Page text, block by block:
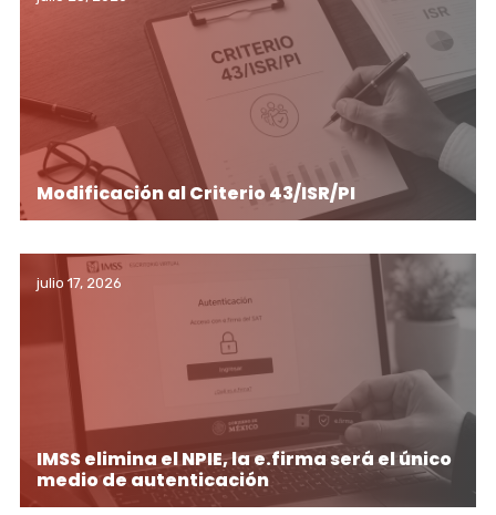
Modificación al Criterio 43/ISR/PI
julio 17, 2026
IMSS elimina el NPIE, la e.firma será el único
medio de autenticación